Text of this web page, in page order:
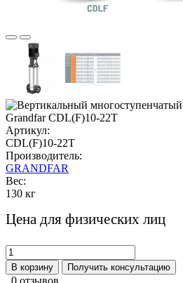
Артикул:
CDL(F)10-22T
Производитель:
GRANDFAR
Вес:
130 кг
Цена для физических лиц
В корзину Получить консультацию
0 отзывов